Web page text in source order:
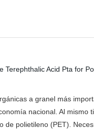
a granel más
nacional. Al
de polietileno (PET).